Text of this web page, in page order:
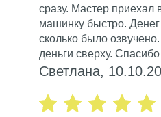
сразу. Мастер приехал
машинку быстро. Денег
сколько было
деньги сверху.
Светлана,